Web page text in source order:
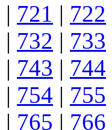
| 721 | 722
| 732 | 733
| 743 | 744
| 754 | 755
| 765 | 766